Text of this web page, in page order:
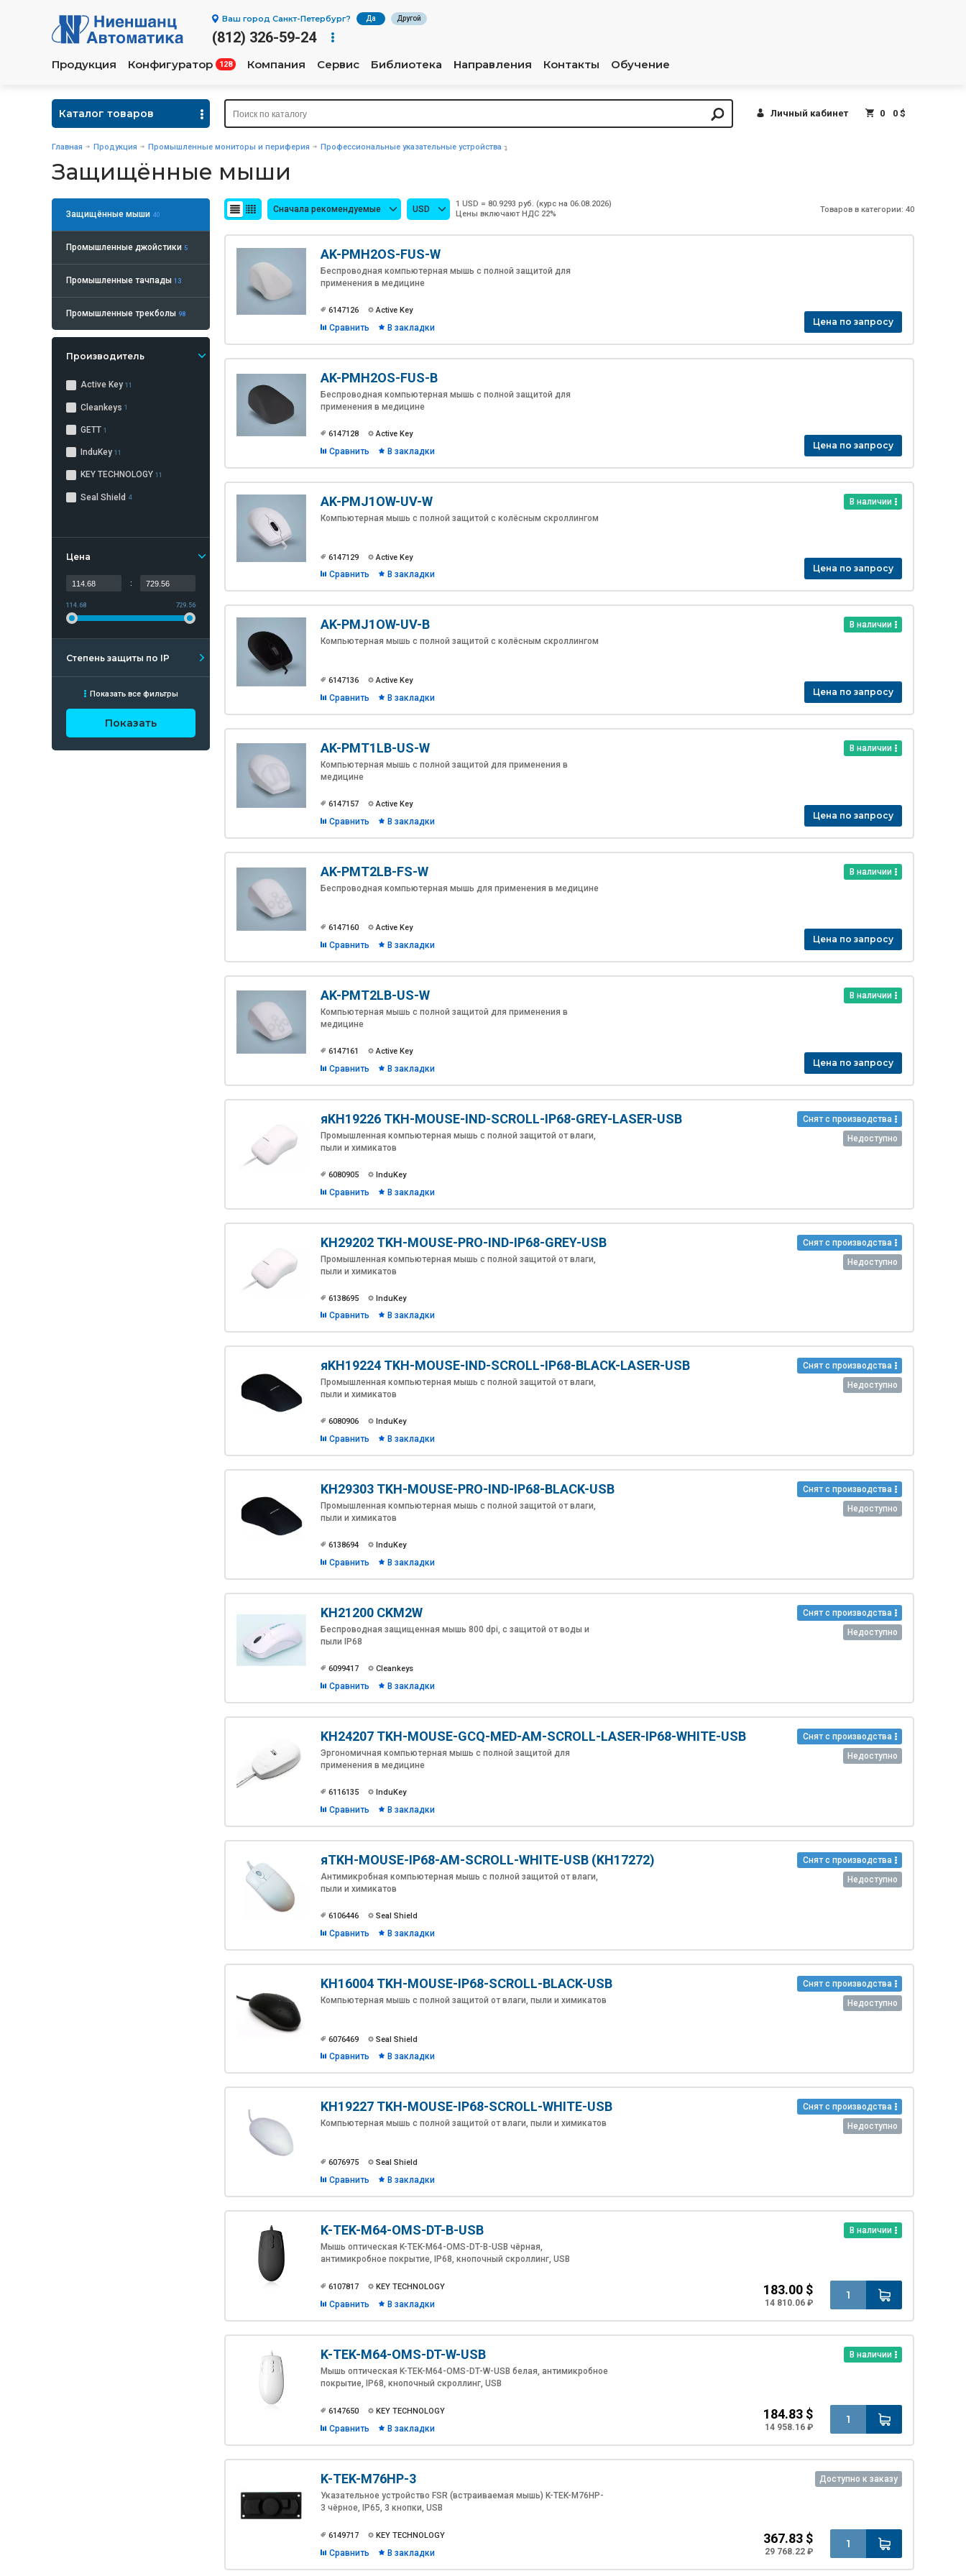
Ваш город Санкт-Петербург? Да Другой
(812) 326-59-24
Продукция Конфигуратор 128 Компания Сервис Библиотека Направления Контакты Обучение
Каталог товаров Личный кабинет 0 0 $
Главная Продукция Промышленные мониторы и периферия Профессиональные указательные устройства
Защищённые мыши
Защищённые мыши 40
Промышленные джойстики 5
Промышленные тачпады 13
Промышленные трекболы 98
Производитель
Active Key 11
Cleankeys 1
GETT 1
InduKey 11
KEY TECHNOLOGY 11
Seal Shield 4
Цена
:
114.68 729.56
Степень защиты по IP
Показать все фильтры
Показать
Сначала рекомендуемые USD
1 USD = 80.9293 руб. (курс на 06.08.2026)
Цены включают НДС 22%
Товаров в категории: 40
AK-PMH2OS-FUS-W
Беспроводная компьютерная мышь с полной защитой для
применения в медицине
6147126 Active Key
Сравнить В закладки
Цена по запросу
AK-PMH2OS-FUS-B
Беспроводная компьютерная мышь с полной защитой для
применения в медицине
6147128 Active Key
Сравнить В закладки
Цена по запросу
В наличии
AK-PMJ1OW-UV-W
Компьютерная мышь с полной защитой с колёсным скроллингом
6147129 Active Key
Сравнить В закладки
Цена по запросу
В наличии
AK-PMJ1OW-UV-B
Компьютерная мышь с полной защитой с колёсным скроллингом
6147136 Active Key
Сравнить В закладки
Цена по запросу
В наличии
AK-PMT1LB-US-W
Компьютерная мышь с полной защитой для применения в
медицине
6147157 Active Key
Сравнить В закладки
Цена по запросу
В наличии
AK-PMT2LB-FS-W
Беспроводная компьютерная мышь для применения в медицине
6147160 Active Key
Сравнить В закладки
Цена по запросу
В наличии
AK-PMT2LB-US-W
Компьютерная мышь с полной защитой для применения в
медицине
6147161 Active Key
Сравнить В закладки
Цена по запросу
Снят с производства
Недоступно
яKH19226 TKH-MOUSE-IND-SCROLL-IP68-GREY-LASER-USB
Промышленная компьютерная мышь с полной защитой от влаги,
пыли и химикатов
6080905 InduKey
Сравнить В закладки
Снят с производства
Недоступно
KH29202 TKH-MOUSE-PRO-IND-IP68-GREY-USB
Промышленная компьютерная мышь с полной защитой от влаги,
пыли и химикатов
6138695 InduKey
Сравнить В закладки
Снят с производства
Недоступно
яKH19224 TKH-MOUSE-IND-SCROLL-IP68-BLACK-LASER-USB
Промышленная компьютерная мышь с полной защитой от влаги,
пыли и химикатов
6080906 InduKey
Сравнить В закладки
Снят с производства
Недоступно
KH29303 TKH-MOUSE-PRO-IND-IP68-BLACK-USB
Промышленная компьютерная мышь с полной защитой от влаги,
пыли и химикатов
6138694 InduKey
Сравнить В закладки
Снят с производства
Недоступно
KH21200 CKM2W
Беспроводная защищенная мышь 800 dpi, с защитой от воды и
пыли IP68
6099417 Cleankeys
Сравнить В закладки
Снят с производства
Недоступно
KH24207 TKH-MOUSE-GCQ-MED-AM-SCROLL-LASER-IP68-WHITE-USB
Эргономичная компьютерная мышь с полной защитой для
применения в медицине
6116135 InduKey
Сравнить В закладки
Снят с производства
Недоступно
яTKH-MOUSE-IP68-AM-SCROLL-WHITE-USB (KH17272)
Антимикробная компьютерная мышь с полной защитой от влаги,
пыли и химикатов
6106446 Seal Shield
Сравнить В закладки
Снят с производства
Недоступно
KH16004 TKH-MOUSE-IP68-SCROLL-BLACK-USB
Компьютерная мышь с полной защитой от влаги, пыли и химикатов
6076469 Seal Shield
Сравнить В закладки
Снят с производства
Недоступно
KH19227 TKH-MOUSE-IP68-SCROLL-WHITE-USB
Компьютерная мышь с полной защитой от влаги, пыли и химикатов
6076975 Seal Shield
Сравнить В закладки
В наличии
K-TEK-M64-OMS-DT-B-USB
Мышь оптическая K-TEK-M64-OMS-DT-B-USB чёрная,
антимикробное покрытие, IP68, кнопочный скроллинг, USB
6107817 KEY TECHNOLOGY
Сравнить В закладки
183.00 $
14 810.06 ₽
В наличии
K-TEK-M64-OMS-DT-W-USB
Мышь оптическая K-TEK-M64-OMS-DT-W-USB белая, антимикробное
покрытие, IP68, кнопочный скроллинг, USB
6147650 KEY TECHNOLOGY
Сравнить В закладки
184.83 $
14 958.16 ₽
Доступно к заказу
K-TEK-M76HP-3
Указательное устройство FSR (встраиваемая мышь) K-TEK-M76HP-
3 чёрное, IP65, 3 кнопки, USB
6149717 KEY TECHNOLOGY
Сравнить В закладки
367.83 $
29 768.22 ₽